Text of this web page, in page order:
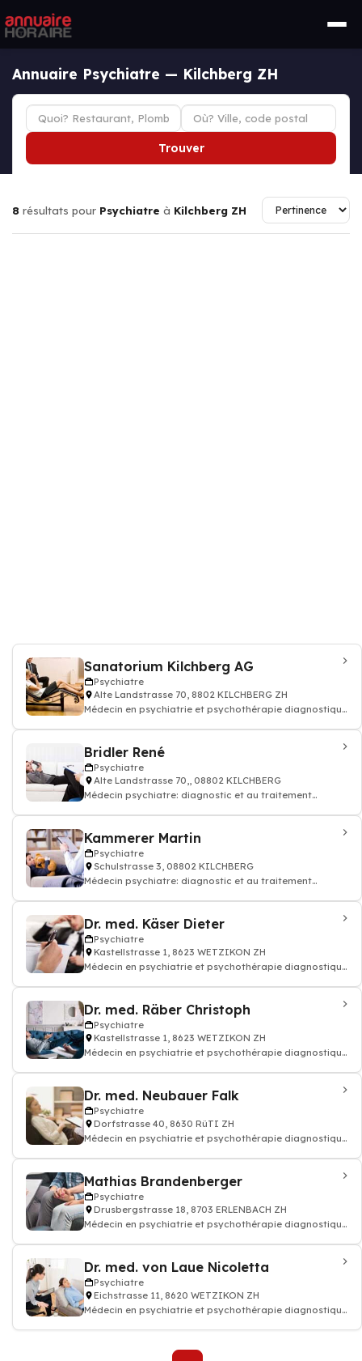
Annuaire Psychiatre — Kilchberg ZH
Trouver
8 résultats pour Psychiatre à Kilchberg ZH
Sanatorium Kilchberg AG
Psychiatre
Alte Landstrasse 70, 8802 KILCHBERG ZH
Médecin en psychiatrie et psychothérapie diagnostique
Bridler René
Psychiatre
Alte Landstrasse 70,, 08802 KILCHBERG
Médecin psychiatre: diagnostic et au traitement
Kammerer Martin
Psychiatre
Schulstrasse 3, 08802 KILCHBERG
Médecin psychiatre: diagnostic et au traitement
Dr. med. Käser Dieter
Psychiatre
Kastellstrasse 1, 8623 WETZIKON ZH
Médecin en psychiatrie et psychothérapie diagnostique
Dr. med. Räber Christoph
Psychiatre
Kastellstrasse 1, 8623 WETZIKON ZH
Médecin en psychiatrie et psychothérapie diagnostique
Dr. med. Neubauer Falk
Psychiatre
Dorfstrasse 40, 8630 RüTI ZH
Médecin en psychiatrie et psychothérapie diagnostique
Mathias Brandenberger
Psychiatre
Drusbergstrasse 18, 8703 ERLENBACH ZH
Médecin en psychiatrie et psychothérapie diagnostique
Dr. med. von Laue Nicoletta
Psychiatre
Eichstrasse 11, 8620 WETZIKON ZH
Médecin en psychiatrie et psychothérapie diagnostique